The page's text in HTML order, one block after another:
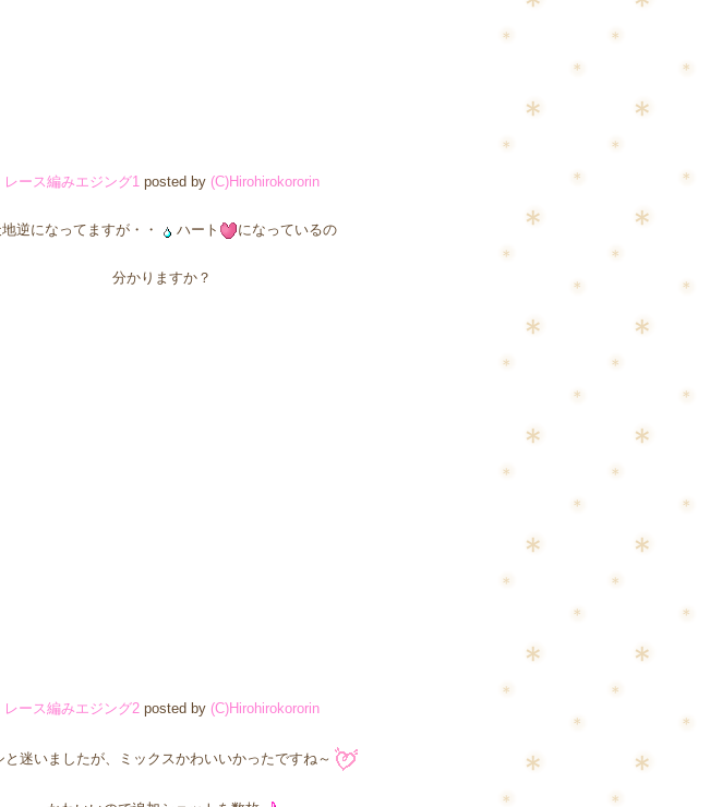
レース編みエジング1 posted by (C)Hirohirokororin
地逆になってますが・・ ハート になっているの
分かりますか？
レース編みエジング2 posted by (C)Hirohirokororin
と迷いましたが、ミックスかわいいかったですね～